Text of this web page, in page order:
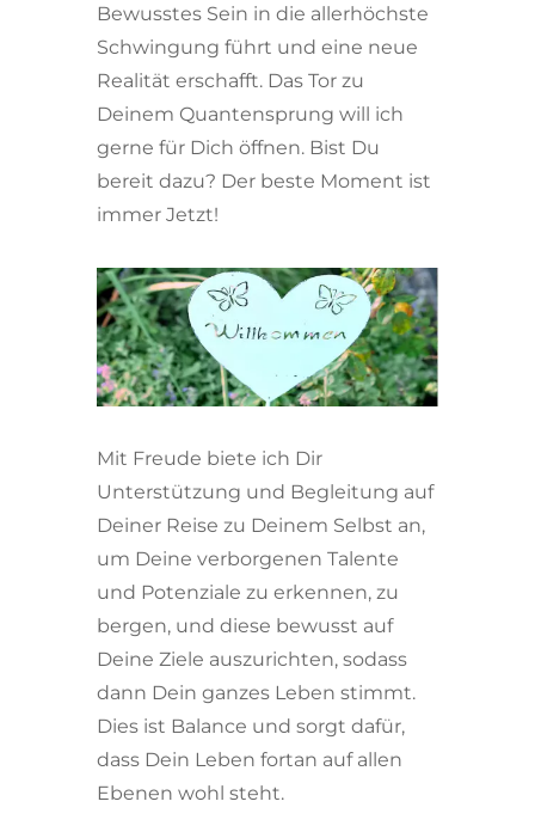
Bewusstes Sein in die allerhöchste
Schwingung führt und eine neue
Realität erschafft. Das Tor zu
Deinem Quantensprung will ich
gerne für Dich öffnen. Bist Du
bereit dazu? Der beste Moment ist
immer Jetzt!
Mit Freude biete ich Dir
Unterstützung und Begleitung auf
Deiner Reise zu Deinem Selbst an,
um Deine verborgenen Talente
und Potenziale zu erkennen, zu
bergen, und diese bewusst auf
Deine Ziele auszurichten, sodass
dann Dein ganzes Leben stimmt.
Dies ist Balance und sorgt dafür,
dass Dein Leben fortan auf allen
Ebenen wohl steht.